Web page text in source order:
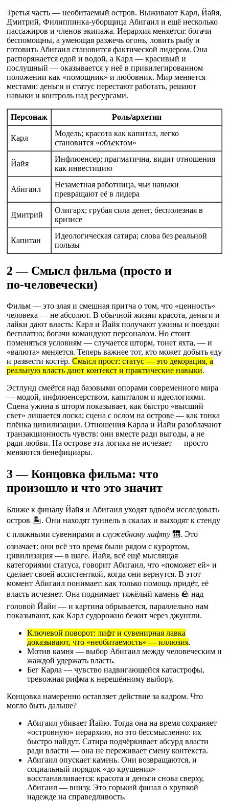
Третья часть — необитаемый остров. Выживают Карл, Йайя,
Дмитрий, Филиппинка-уборщица Абигаил и ещё несколько
пассажиров и членов экипажа. Иерархия меняется: богачи
беспомощны, а умеющая разжечь огонь, ловить рыбу и
готовить Абигаил становится фактической лидером. Она
распоряжается едой и водой, а Карл — красивый и
послушный — оказывается у неё в привилегированном
положении как «помощник» и любовник. Мир меняется
местами: деньги и статус перестают работать, решают
навыки и контроль над ресурсами.
Персонаж Роль/архетип
Карл
Модель; красота как капитал, легко
становится «объектом»
Йайя
Инфлюенсер; прагматична, видит отношения
как инвестицию
Абигаил
Незаметная работница, чьи навыки
превращают её в лидера
Дмитрий
Олигарх; грубая сила денег, бесполезная в
кризисе
Капитан
Идеологическая сатира; слова без реальной
пользы
2 — Смысл фильма (просто и
по‑человечески)
Фильм — это злая и смешная притча о том, что «ценность»
человека — не абсолют. В обычной жизни красота, деньги и
лайки дают власть: Карл и Йайя получают ужины и поездки
бесплатно; богачи командуют персоналом. Но стоит
поменяться условиям — случается шторм, тонет яхта, — и
«валюта» меняется. Теперь важнее тот, кто может добыть еду
и развести костёр. Смысл прост: статус — это декорация, а
реальную власть дают контекст и практические навыки.
Эстлунд смеётся над базовыми опорами современного мира
— модой, инфлюенсерством, капиталом и идеологиями.
Сцена ужина в шторм показывает, как быстро «высший
свет» лишается лоска; сцена с ослом на острове — как тонка
плёнка цивилизации. Отношения Карла и Йайи разоблачают
транзакционность чувств: они вместе ради выгоды, а не
ради любви. На острове эта логика не исчезает — просто
меняются бенефициары.
3 — Концовка фильма: что
произошло и что это значит
Ближе к финалу Йайя и Абигаил уходят вдвоём исследовать
остров 🏝️. Они находят туннель в скалах и выходят к стенду
с пляжными сувенирами и служебному лифту 🛗. Это
означает: они всё это время были рядом с курортом,
цивилизация — в шаге. Йайя, всё ещё мыслящая
категориями статуса, говорит Абигаил, что «поможет ей» и
сделает своей ассистенткой, когда они вернутся. В этот
момент Абигаил понимает: как только помощь придёт, её
власть исчезнет. Она поднимает тяжёлый камень 🪨 над
головой Йайи — и картина обрывается, параллельно нам
показывают, как Карл судорожно бежит через джунгли.
Ключевой поворот: лифт и сувенирная лавка
доказывают, что «необитаемость» — иллюзия.
Мотив камня — выбор Абигаил между человеческим и
жаждой удержать власть.
Бег Карла — чувство надвигающейся катастрофы,
тревожная рифма к нерешённому выбору.
Концовка намеренно оставляет действие за кадром. Что
могло быть дальше?
Абигаил убивает Йайю. Тогда она на время сохраняет
«островную» иерархию, но это бессмысленно: их
быстро найдут. Сатира подчёркивает абсурд власти
ради власти — она не переживает смену контекста.
Абигаил опускает камень. Они возвращаются, и
социальный порядок «до крушения»
восстанавливается: красота и деньги снова сверху,
Абигаил — внизу. Это горький финал о хрупкой
надежде на справедливость.